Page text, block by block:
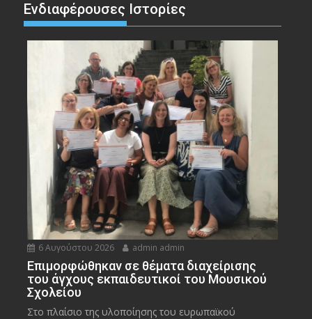
Ενδιαφέρουσες Ιστορίες
6 Αυγούστου 2026 admin admin
Eπιμορφώθηκαν σε θέματα διαχείρισης
του άγχους εκπαιδευτικοί του Μουσικού
Σχολείου
Στο πλαίσιο της υλοποίησης του ευρωπαϊκού